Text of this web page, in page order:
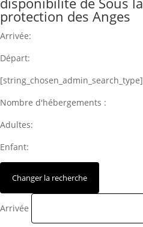
protection des Anges
Arrivée:
Départ:
[string_chosen_admin_search_type]
Nombre d'hébergements :
Adultes:
Enfant:
Arrivée